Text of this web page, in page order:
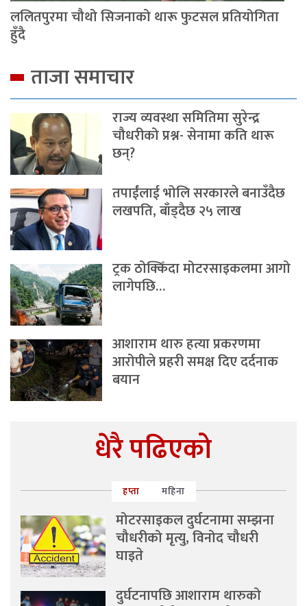
ललितपुरमा चौथो सिजनाको थारू फुटसल प्रतियोगिता
हुँदै
ताजा समाचार
राज्य व्यवस्था समितिमा सुरेन्द्र
चौधरीको प्रश्न- सेनामा कति थारू
छन्?
तपाईंलाई भोलि सरकारले बनाउँदैछ
लखपति, बाँड्दैछ २५ लाख
ट्रक ठोक्किँदा मोटरसाइकलमा आगो
लागेपछि…
आशाराम थारु हत्या प्रकरणमा
आरोपीले प्रहरी समक्ष दिए दर्दनाक
बयान
धेरै पढिएको
हप्ता महिना
मोटरसाइकल दुर्घटनामा सम्झना
चौधरीको मृत्यु, विनोद चौधरी
घाइते
दुर्घटनापछि आशाराम थारुको